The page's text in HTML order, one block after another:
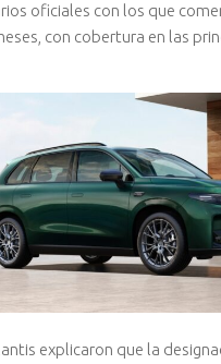
oficiales con los que
con cobertura en las
explicaron que la